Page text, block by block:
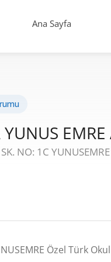
Ana Sayfa
NO: 1C
Özel Türk